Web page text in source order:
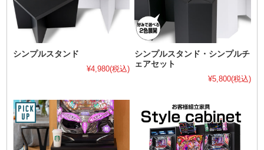
シンプルスタンド
¥4,980(税込)
シンプルスタンド・シンプルチ
ェアセット
¥5,800(税込)